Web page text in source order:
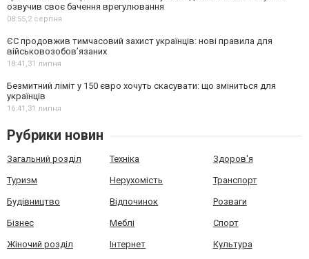
озвучив своє бачення врегулювання
08:55,2 серпня
ЄС продовжив тимчасовий захист українців: нові правила для
військовозобов’язаних
18:41,31 липня
Безмитний ліміт у 150 євро хочуть скасувати: що зміниться для
українців
16:41,31 липня
Рубрики новин
Загальний розділ Техніка Здоров'я
Туризм Нерухомість Транспорт
Будівництво Відпочинок Розваги
Бізнес Меблі Спорт
Жіночий розділ Інтернет Культура